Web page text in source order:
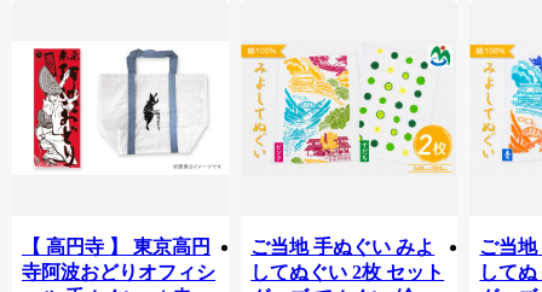
【 高円寺 】 東京高円
寺阿波おどりオフィシ
ご当地 手ぬぐい みよ
してぬぐい 2枚 セット
ご当
して